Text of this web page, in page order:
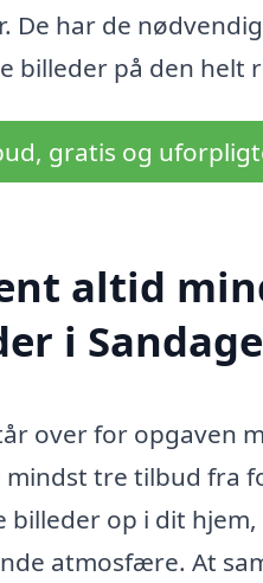
De har de
billeder på den helt
gratis og
altid
i
over for opgaven
tre tilbud fra
op i dit
atmosfære. At